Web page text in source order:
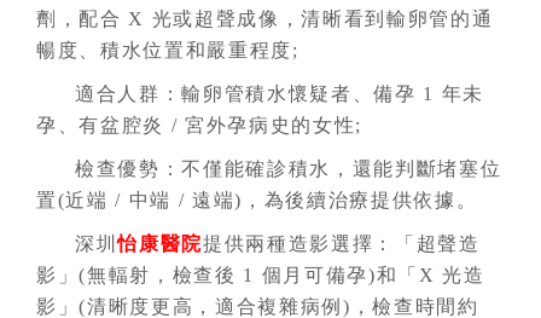
劑，配合 X 光或超聲成像，清晰看到輸卵管的通
暢度、積水位置和嚴重程度;
適合人群：輸卵管積水懷疑者、備孕 1 年未
孕、有盆腔炎 / 宮外孕病史的女性;
檢查優勢：不僅能確診積水，還能判斷堵塞位
置(近端 / 中端 / 遠端)，為後續治療提供依據。
深圳怡康醫院提供兩種造影選擇：「超聲造
影」(無輻射，檢查後 1 個月可備孕)和「X 光造
影」(清晰度更高，適合複雜病例)，檢查時間約